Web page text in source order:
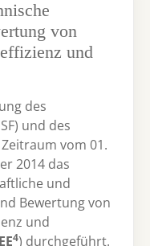
von
und
des
und des
vom 01.
2014 das
und
Bewertung von
und
4) durchgeführt.